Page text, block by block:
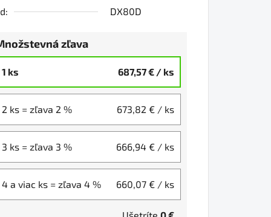
DX80D
zľava
1 ks 687,57 € / ks
2 ks = zľava 2 % 673,82 € / ks
3 ks = zľava 3 % 666,94 € / ks
4 a viac ks = zľava 4 % 660,07 € / ks
Ušetríte 0 €